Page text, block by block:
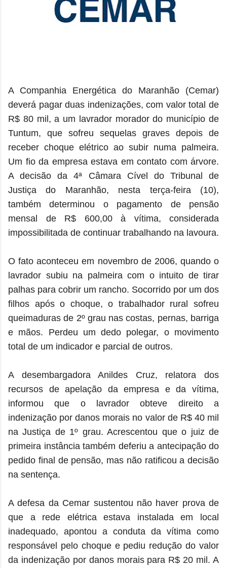
A Companhia Energética do Maranhão (Cemar)
deverá pagar duas indenizações, com valor total de
R$ 80 mil, a um lavrador morador do município de
Tuntum, que sofreu sequelas graves depois de
receber choque elétrico ao subir numa palmeira.
Um fio da empresa estava em contato com árvore.
A decisão da 4ª Câmara Cível do Tribunal de
Justiça do Maranhão, nesta terça-feira (10),
também determinou o pagamento de pensão
mensal de R$ 600,00 à vítima, considerada
impossibilitada de continuar trabalhando na lavoura.
O fato aconteceu em novembro de 2006, quando o
lavrador subiu na palmeira com o intuito de tirar
palhas para cobrir um rancho. Socorrido por um dos
filhos após o choque, o trabalhador rural sofreu
queimaduras de 2º grau nas costas, pernas, barriga
e mãos. Perdeu um dedo polegar, o movimento
total de um indicador e parcial de outros.
A desembargadora Anildes Cruz, relatora dos
recursos de apelação da empresa e da vítima,
informou que o lavrador obteve direito a
indenização por danos morais no valor de R$ 40 mil
na Justiça de 1º grau. Acrescentou que o juiz de
primeira instância também deferiu a antecipação do
pedido final de pensão, mas não ratificou a decisão
na sentença.
A defesa da Cemar sustentou não haver prova de
que a rede elétrica estava instalada em local
inadequado, apontou a conduta da vítima como
responsável pelo choque e pediu redução do valor
da indenização por danos morais para R$ 20 mil. A